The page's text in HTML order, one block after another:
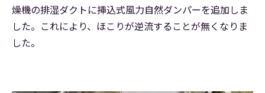
燥機の排湿ダクトに挿込式風力自然ダンパーを追加しま
した。これにより、ほこりが逆流することが無くなりま
した。